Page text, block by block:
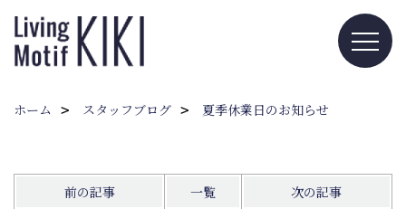
ホーム スタッフブログ 夏季休業日のお知らせ
前の記事 一覧 次の記事